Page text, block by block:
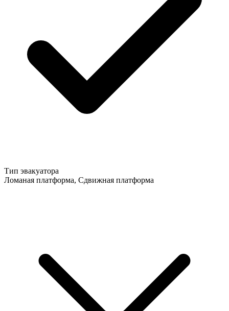
Тип эвакуатора
Ломаная платформа, Сдвижная платформа